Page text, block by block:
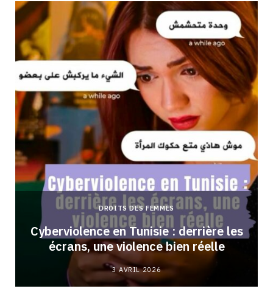
DROITS DES FEMMES
Cyberviolence en Tunisie : derrière les
écrans, une violence bien réelle
3 AVRIL 2026